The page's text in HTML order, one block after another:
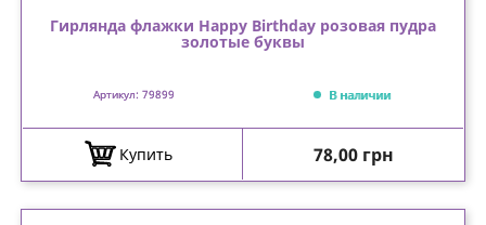
Гирлянда флажки Happy Birthday розовая пудра
золотые буквы
Артикул: 79899 В наличии
Купить Цена
78,00 грн